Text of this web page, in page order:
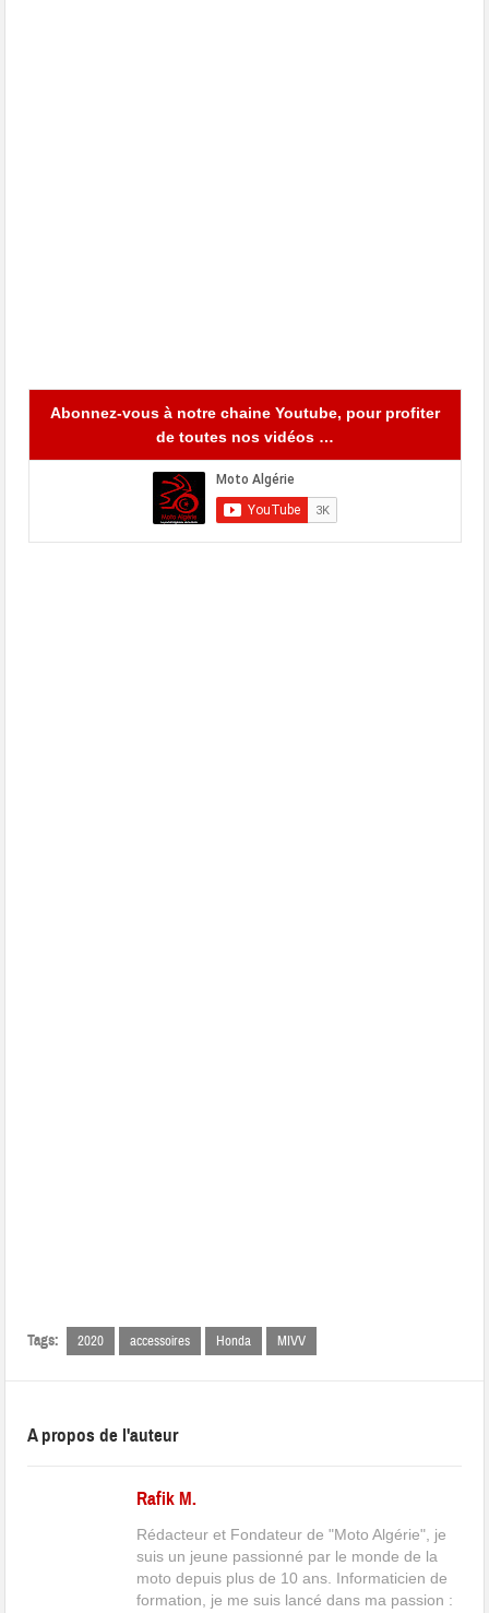
Abonnez-vous à notre chaine Youtube, pour profiter
de toutes nos vidéos …
Tags: 2020 accessoires Honda MIVV
A propos de l'auteur
Rafik M.
Rédacteur et Fondateur de "Moto Algérie", je
suis un jeune passionné par le monde de la
moto depuis plus de 10 ans. Informaticien de
formation, je me suis lancé dans ma passion :